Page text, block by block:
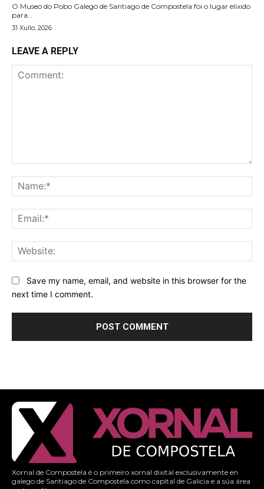
O Museo do Pobo Galego de Santiago de Compostela foi o lugar elixido
para...
31 Xullo, 2026
LEAVE A REPLY
Save my name, email, and website in this browser for the
next time I comment.
Xornal de Compostela é o primeiro xornal dixital exclusivamente en
galego de Santiago de Compostela como capital de Galicia e a súa área